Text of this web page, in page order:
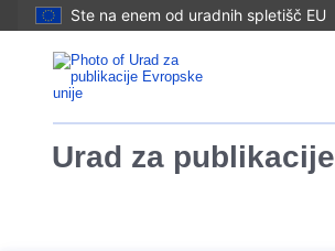
Ste na enem od uradnih spletišč EU
Urad za